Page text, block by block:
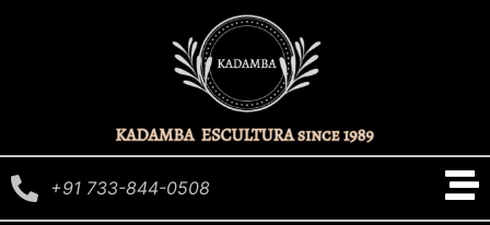
+91 733-844-0508